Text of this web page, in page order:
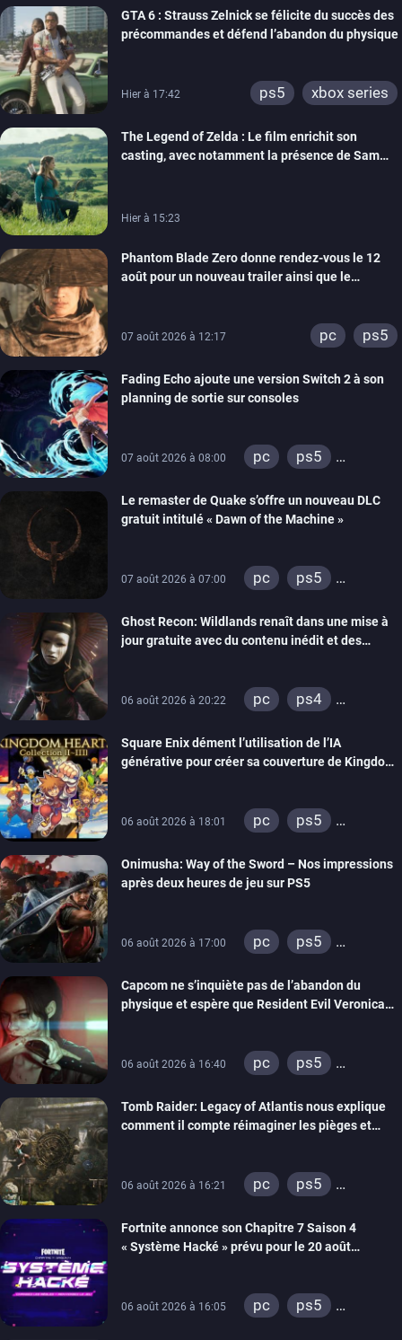
GTA 6 : Strauss Zelnick se félicite du succès des
précommandes et défend l’abandon du physique
Hier à 17:42 ps5 xbox series
The Legend of Zelda : Le film enrichit son
casting, avec notamment la présence de Sam
Hier à 15:23
Phantom Blade Zero donne rendez-vous le 12
août pour un nouveau trailer ainsi que le
07 août 2026 à 12:17 pc ps5
Fading Echo ajoute une version Switch 2 à son
planning de sortie sur consoles
07 août 2026 à 08:00 pc
ps5
Le remaster de Quake s’offre un nouveau DLC
gratuit intitulé « Dawn of the Machine »
07 août 2026 à 07:00 pc
ps5
switch
ps4
xbox one
Ghost Recon: Wildlands renaît dans une mise à
jour gratuite avec du contenu inédit et des
06 août 2026 à 20:22 pc
ps4
Square Enix dément l’utilisation de l’IA
générative pour créer sa couverture de Kingdom
06 août 2026 à 18:01 pc
ps5
switch 2
Onimusha: Way of the Sword – Nos impressions
après deux heures de jeu sur PS5
06 août 2026 à 17:00 pc
ps5
switch 2
Capcom ne s’inquiète pas de l’abandon du
physique et espère que Resident Evil Veronica
06 août 2026 à 16:40 pc
ps5
switch 2
Tomb Raider: Legacy of Atlantis nous explique
comment il compte réimaginer les pièges et
06 août 2026 à 16:21 pc
ps5
switch 2
Fortnite annonce son Chapitre 7 Saison 4
« Système Hacké » prévu pour le 20 août
06 août 2026 à 16:05 pc
ps5